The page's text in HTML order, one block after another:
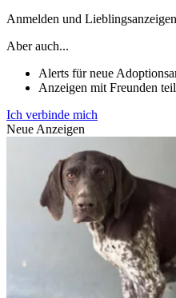
Anmelden und
Aber auch...
Alerts für neue
Anzeigen mit Freunden
Ich verbinde mich
Neue Anzeigen